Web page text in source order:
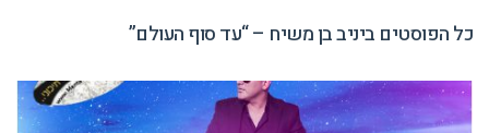
כל הפוסטים ביניב בן משיח – “עד סוף העולם”